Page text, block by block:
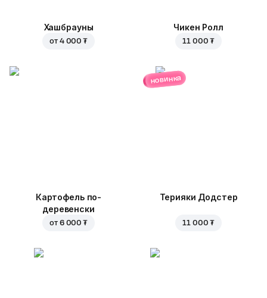
Хашбрауны
от 4 000 ₮
Чикен Ролл
11 000 ₮
Картофель по-
деревенски
от 6 000 ₮
новинка
Терияки Додстер
11 000 ₮